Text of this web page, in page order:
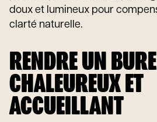
doux et lumineux pour
clarté naturelle.
RENDRE UN
CHALEUREUX ET
ACCUEILLANT